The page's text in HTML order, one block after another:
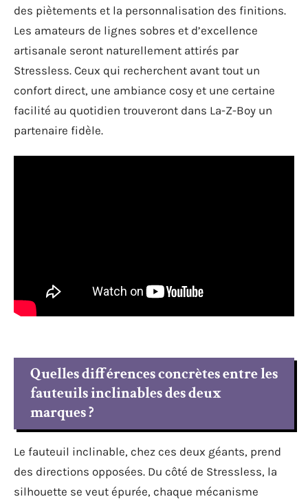
des piètements et la personnalisation des finitions.
Les amateurs de lignes sobres et d’excellence
artisanale seront naturellement attirés par
Stressless. Ceux qui recherchent avant tout un
confort direct, une ambiance cosy et une certaine
facilité au quotidien trouveront dans La-Z-Boy un
partenaire fidèle.
Quelles différences concrètes entre les
fauteuils inclinables des deux
marques ?
Le fauteuil inclinable, chez ces deux géants, prend
des directions opposées. Du côté de Stressless, la
silhouette se veut épurée, chaque mécanisme